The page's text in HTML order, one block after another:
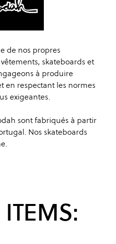
de nos propres
skateboards et
à produire
en respectant les normes
exigeantes.
sont fabriqués à partir
Nos skateboards